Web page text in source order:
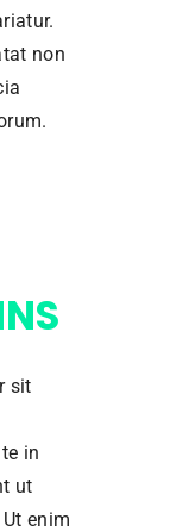
non
sit
in
ut
enim